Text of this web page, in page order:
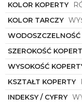
Zegarek damski
tylko praktyczny
dodatek, który
indywidualny styl.
stylizacja nabierze
mogła cieszyć się
KOLOR KOPERTY
KOLOR TARCZY
WODOSZCZELNOŚĆ
SZEROKOŚĆ
WYSOKOŚĆ
KSZTAŁT KOPERTY
INDEKSY / CYFRY